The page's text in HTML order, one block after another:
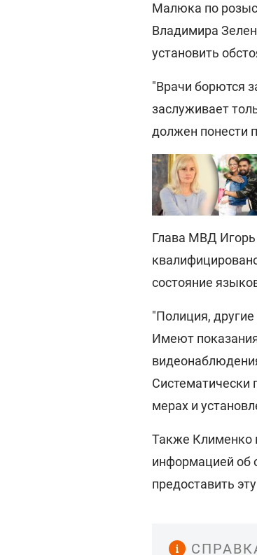
Малюка по
Владимира
установить
"Врачи борются
заслуживает
должен понести
Глава МВД
состояние
"Полиция,
Имеют
Систематически
мерах и
Также Клименко
информацией об
предоставить